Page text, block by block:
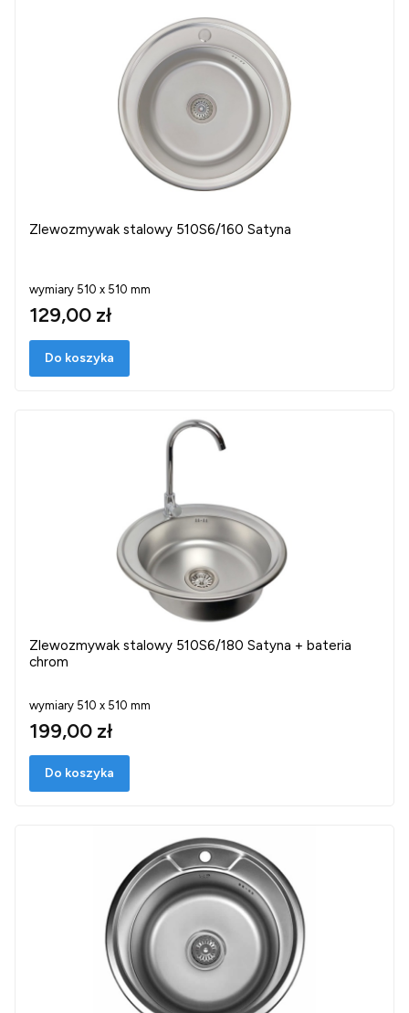
Zlewozmywak stalowy 510S6/160 Satyna
wymiary 510 x 510 mm
129,00 zł
Do koszyka
Zlewozmywak stalowy 510S6/180 Satyna + bateria
chrom
wymiary 510 x 510 mm
199,00 zł
Do koszyka